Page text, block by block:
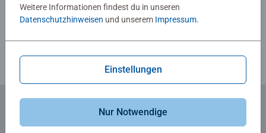
Weitere Informationen findest du in unseren
Datenschutzhinweisen und unserem Impressum.
Einstellungen
Nur Notwendige